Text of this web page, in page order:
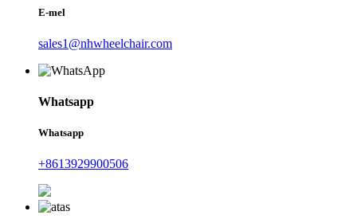
E-mel
sales1@nhwheelchair.com
Whatsapp
Whatsapp
+8613929900506